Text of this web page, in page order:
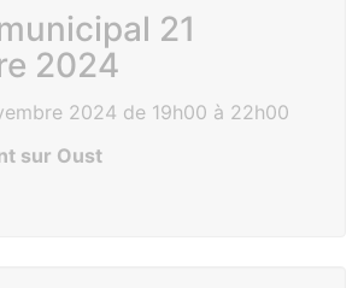
21
2024
2024 de 19h00 à 22h00
sur Oust